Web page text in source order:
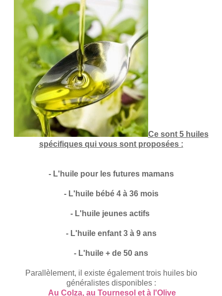
Ce sont 5 huiles
spécifiques qui vous sont proposées :
- L'huile pour les futures mamans
- L'huile bébé 4 à 36 mois
- L'huile jeunes actifs
- L'huile enfant 3 à 9 ans
- L'huile + de 50 ans
Parallèlement, il existe également trois huiles bio
généralistes disponibles :
Au Colza, au Tournesol et à l'Olive